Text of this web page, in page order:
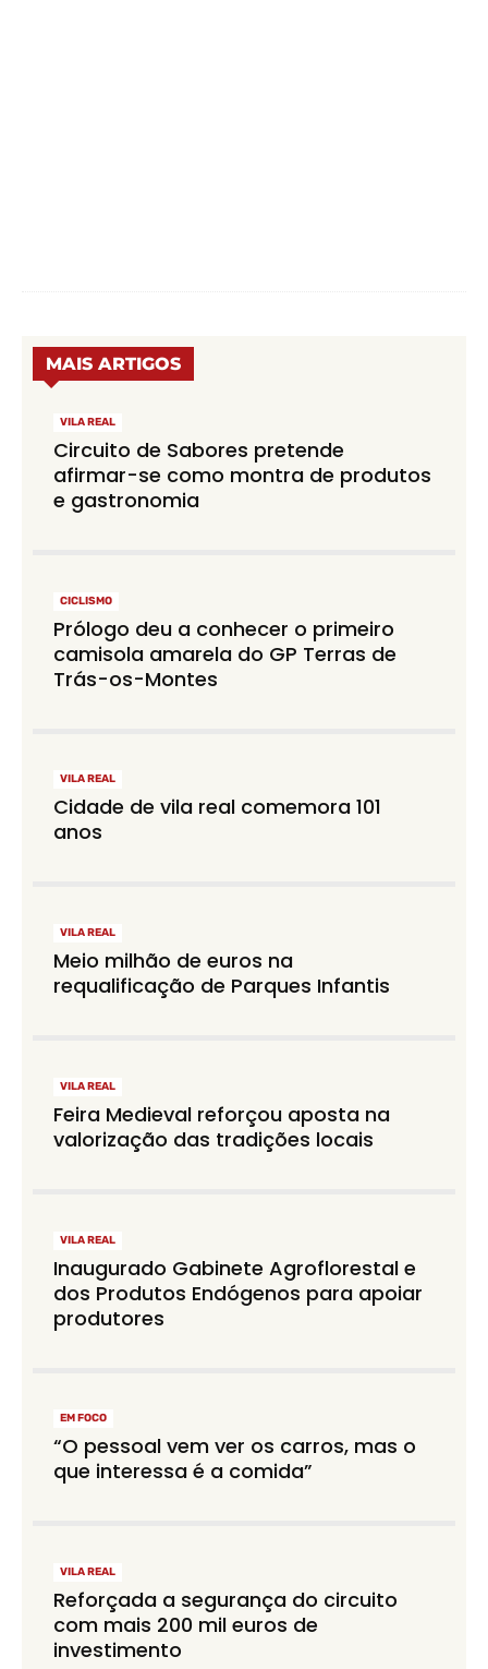
MAIS ARTIGOS
VILA REAL
Circuito de Sabores pretende
afirmar-se como montra de produtos
e gastronomia
CICLISMO
Prólogo deu a conhecer o primeiro
camisola amarela do GP Terras de
Trás-os-Montes
VILA REAL
Cidade de vila real comemora 101
anos
VILA REAL
Meio milhão de euros na
requalificação de Parques Infantis
VILA REAL
Feira Medieval reforçou aposta na
valorização das tradições locais
VILA REAL
Inaugurado Gabinete Agroflorestal e
dos Produtos Endógenos para apoiar
produtores
EM FOCO
“O pessoal vem ver os carros, mas o
que interessa é a comida”
VILA REAL
Reforçada a segurança do circuito
com mais 200 mil euros de
investimento